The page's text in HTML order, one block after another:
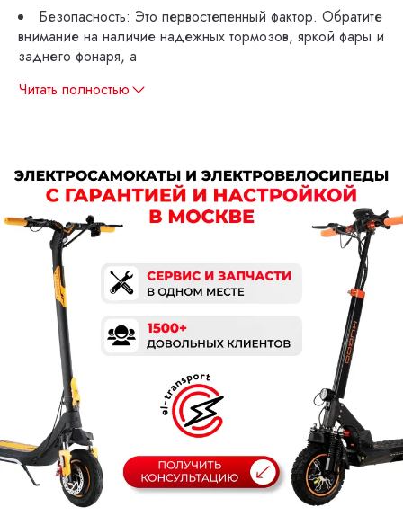
Безопасность: Это первостепенный фактор. Обратите
внимание на наличие надежных тормозов, яркой фары и
заднего фонаря, а
Читать полностью